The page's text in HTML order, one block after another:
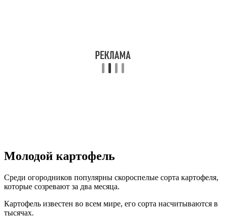
Молодой картофель
Среди огородников популярны скороспелые сорта картофеля,
которые созревают за два месяца.
Картофель известен во всем мире, его сорта насчитываются в
тысячах.